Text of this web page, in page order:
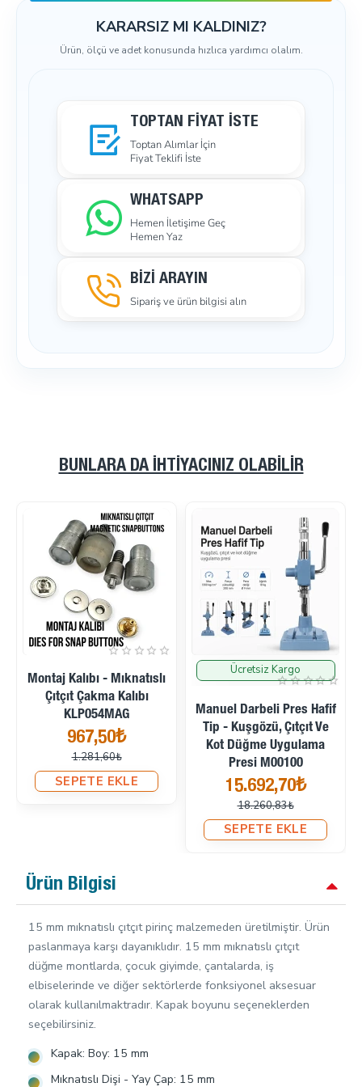
KARARSIZ MI KALDINIZ?
Ürün, ölçü ve adet konusunda hızlıca yardımcı olalım.
TOPTAN FIYAT İSTE
Toptan Alımlar İçin
Fiyat Teklifi İste
WHATSAPP
Hemen İletişime Geç
Hemen Yaz
BİZİ ARAYIN
Sipariş ve ürün bilgisi alın
BUNLARA DA İHTIYACINIZ OLABILIR
İndirimde
Montaj Kalıbı - Mıknatıslı
Çıtçıt Çakma Kalıbı
KLP054MAG
967,50₺
1.281,60₺
SEPETE EKLE
İndirimde
Ücretsiz Kargo
Manuel Darbeli Pres Hafif
Tip - Kuşgözü, Çıtçıt Ve
Kot Düğme Uygulama
Presi M00100
15.692,70₺
18.260,83₺
SEPETE EKLE
Ürün Bilgisi
15 mm mıknatıslı çıtçıt pirinç malzemeden üretilmiştir. Ürün
paslanmaya karşı dayanıklıdır. 15 mm mıknatıslı çıtçıt
düğme montlarda, çocuk giyimde, çantalarda, iş
elbiselerinde ve diğer sektörlerde fonksiyonel aksesuar
olarak kullanılmaktradır. Kapak boyunu seçeneklerden
seçebilirsiniz.
Kapak: Boy: 15 mm
Mıknatıslı Dişi - Yay Çap: 15 mm